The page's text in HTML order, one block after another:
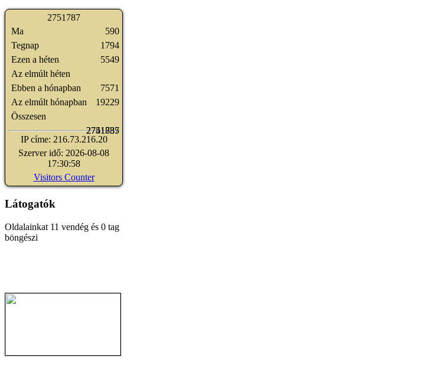
2751787
Ma
Tegnap
Ezen a héten
Az elmúlt héten
Ebben a hónapban
Az elmúlt hónapban
Összesen
590
1794
5549
2741835
7571
19229
2751787
IP címe: 216.73.216.20
Szerver idő: 2026-08-08
17:30:58
Visitors Counter
Látogatók
Oldalainkat 11 vendég és 0 tag
böngészi